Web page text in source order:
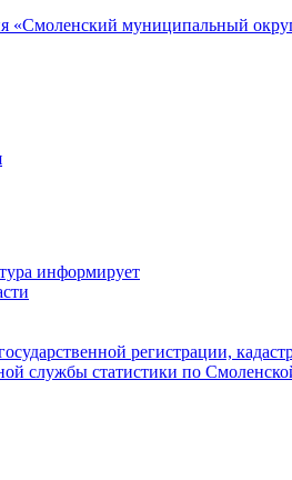
«Смоленский муниципальный
информирует
регистрации,
службы статистики по